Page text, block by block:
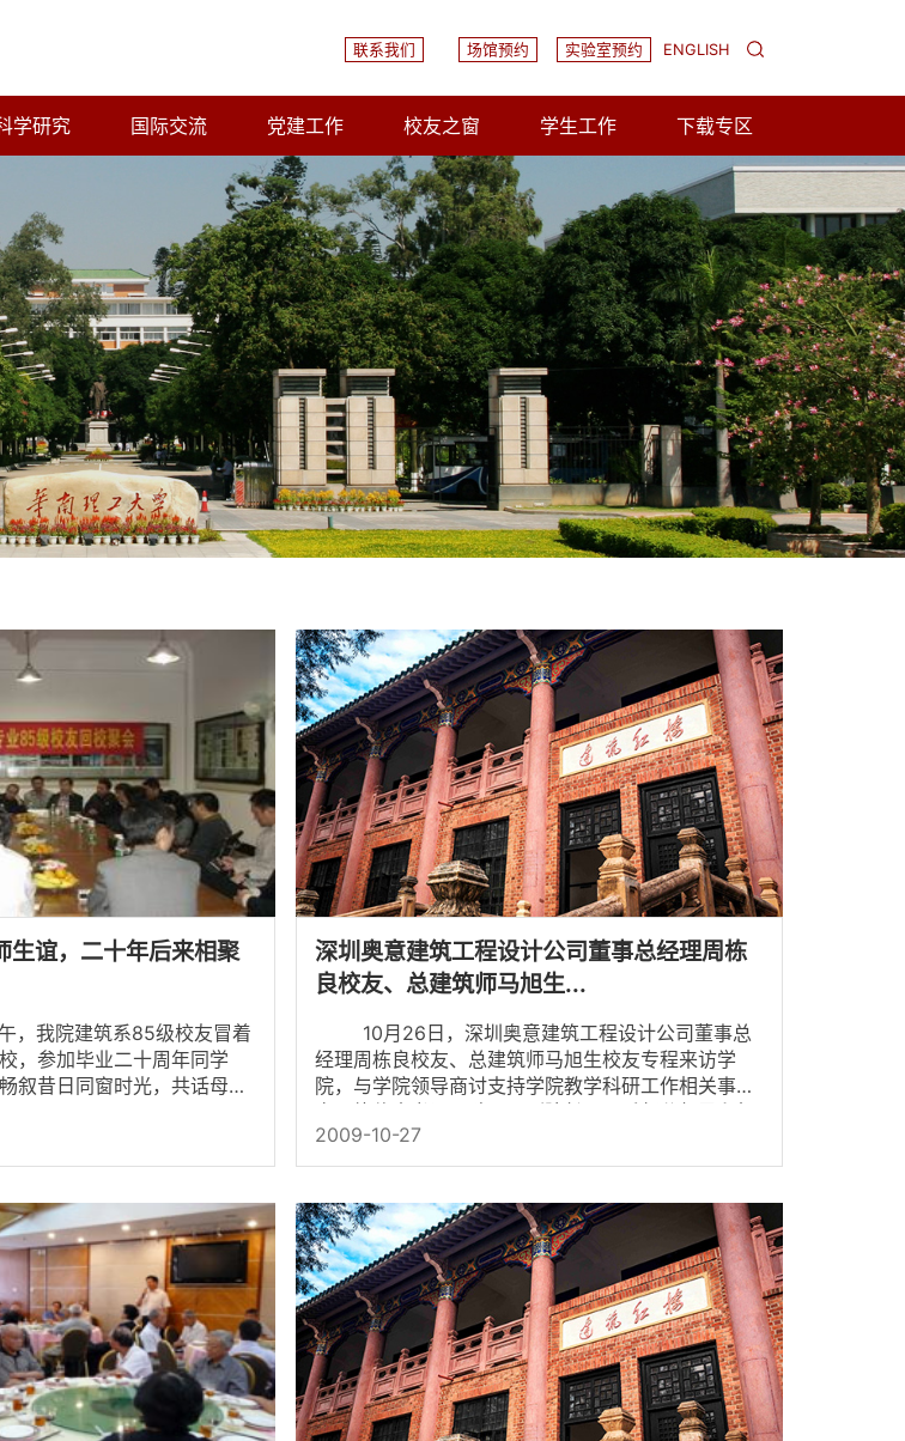
联系我们 场馆预约 实验室预约 ENGLISH
学研究 国际交流 党建工作 校友之窗 学生工作 下载专区
生谊，二十年后来相聚
，参加毕业二十周年同学
叙昔日同窗时光，共话母校
深圳奥意建筑工程设计公司董事总经理周栋
良校友、总建筑师马旭生...
10月26日，深圳奥意建筑工程设计公司董事总
经理周栋良校友、总建筑师马旭生校友专程来访学
院，与学院领导商讨支持学院教学科研工作相关事
关老师热情接待了两位校...
2009-10-27